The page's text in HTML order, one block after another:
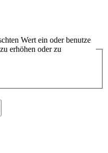
Wert ein oder benutze
erhöhen oder zu